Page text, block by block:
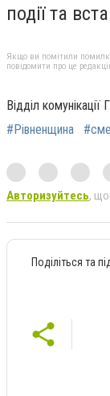
події та
Якщо ви помітили
повідомити про це
Відділ
#Рівненщина
Авторизуйтесь,
Поділіться та